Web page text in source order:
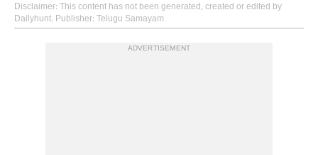
Disclaimer: This content has not been generated, created or edited by
Dailyhunt. Publisher: Telugu Samayam
ADVERTISEMENT